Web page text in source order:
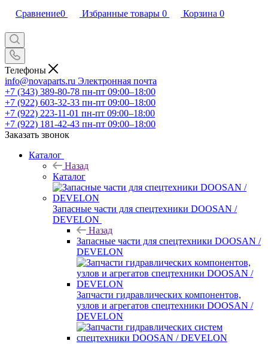
Сравнение0 Избранные товары 0 Корзина 0
Телефоны
info@novaparts.ru Электронная почта
+7 (343) 389-80-78 пн-пт 09:00–18:00
+7 (922) 603-32-33 пн-пт 09:00–18:00
+7 (922) 223-11-01 пн-пт 09:00–18:00
+7 (922) 181-42-43 пн-пт 09:00–18:00
Заказать звонок
Каталог
Назад
Каталог
Запасные части для спецтехники DOOSAN /
DEVELON
Назад
Запасные части для спецтехники DOOSAN /
DEVELON
Запчасти гидравлических компонентов,
узлов и агрегатов спецтехники DOOSAN /
DEVELON